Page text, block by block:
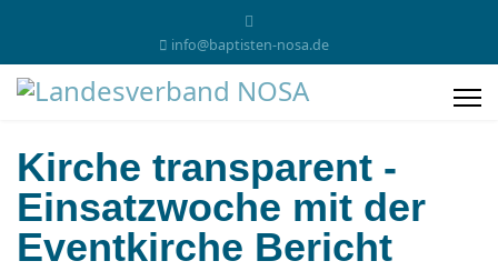
info@baptisten-nosa.de
Kirche transparent -
Einsatzwoche mit der
Eventkirche Bericht